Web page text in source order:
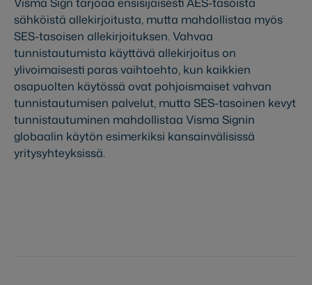
sähköistä allekirjoitusta, mutta mahdollistaa myös
SES-tasoisen allekirjoituksen. Vahvaa
tunnistautumista käyttävä allekirjoitus on
ylivoimaisesti paras vaihtoehto, kun kaikkien
osapuolten käytössä ovat pohjoismaiset vahvan
tunnistautumisen palvelut, mutta SES-tasoinen kevyt
tunnistautuminen mahdollistaa Visma Signin
globaalin käytön esimerkiksi kansainvälisissä
yritysyhteyksissä.